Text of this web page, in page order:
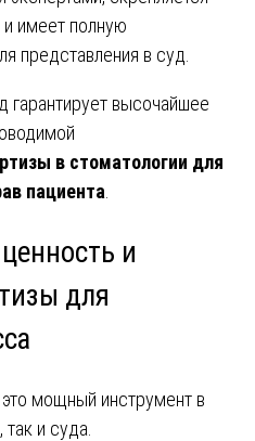
и имеет полную
представления в суд.
гарантирует высочайшее
в стоматологии для
пациента
и
для
мощный инструмент в
и суда.